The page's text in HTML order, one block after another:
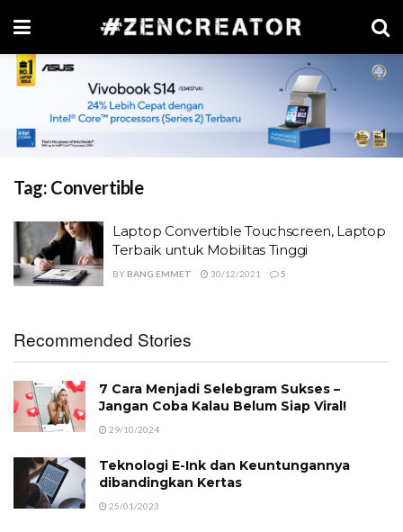
Tag: Convertible
Laptop Convertible Touchscreen, Laptop
Terbaik untuk Mobilitas Tinggi
BY BANG EMMET 30/12/2021 5
Recommended Stories
7 Cara Menjadi Selebgram Sukses –
Jangan Coba Kalau Belum Siap Viral!
29/10/2024
Teknologi E-Ink dan Keuntungannya
dibandingkan Kertas
25/01/2023